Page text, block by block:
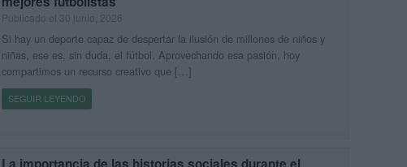
Publicado el 30 junio, 2026
Si hay un deporte capaz de despertar la ilusión de millones de niños y
niñas, ese es, sin duda, el fútbol. Aprovechando esa pasión, hoy
compartimos un recurso creativo que […]
SEGUIR LEYENDO